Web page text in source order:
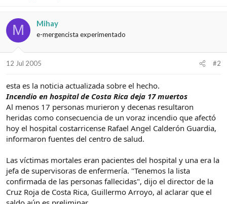
M Mihay
e-mergencista experimentado
12 Jul 2005 #2
esta es la noticia actualizada sobre el hecho.
Incendio en hospital de Costa Rica deja 17 muertos
Al menos 17 personas murieron y decenas resultaron
heridas como consecuencia de un voraz incendio que afectó
hoy el hospital costarricense Rafael Angel Calderón Guardia,
informaron fuentes del centro de salud.
Las víctimas mortales eran pacientes del hospital y una era la
jefa de supervisoras de enfermería. "Tenemos la lista
confirmada de las personas fallecidas", dijo el director de la
Cruz Roja de Costa Rica, Guillermo Arroyo, al aclarar que el